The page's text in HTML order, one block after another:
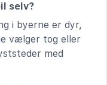
selv?
i byerne er dyr,
vælger tog eller
med